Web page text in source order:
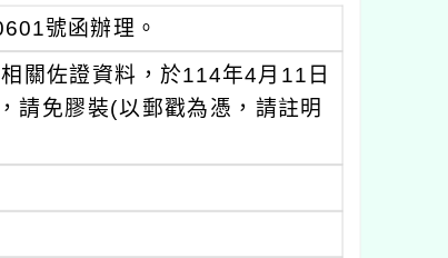
號函辦理。
關佐證資料，於114年4月11日
請免膠裝(以郵戳為憑，請註明